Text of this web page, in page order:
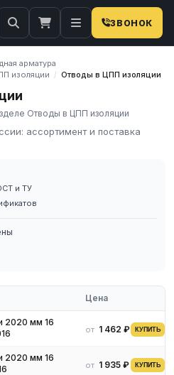
ЗВОНОК
арматура
изоляции / Отводы в ЦПП изоляции
Отводы в ЦПП изоляции
ассортимент и поставка
Отводы в ЦПП изоляции в
материалов по всей России.
широкий ассортимент Отводы в
размеров и типов. Все
и наличия на складе свяжитесь
оптимальные условия
и ТУ
Цена
2020 мм 16
от 1 462 ₽ КУПИТЬ
2020 мм 16
от 1 935 ₽ КУПИТЬ